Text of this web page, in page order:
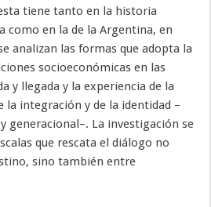
tiene tanto en la historia
como en la de la Argentina, en
analizan las formas que adopta la
socioeconómicas en las
y llegada y la experiencia de la
integración y de la identidad –
generacional–. La investigación se
que rescata el diálogo no
sino también entre